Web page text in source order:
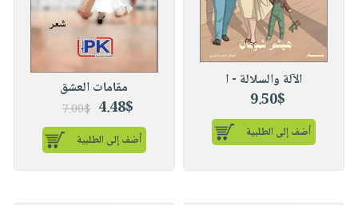
الآلة والسلالة - ا
9.50$
أضف إلى الطلبية
مقامات العشق
4.48$
7.00$
أضف إلى الطلبية